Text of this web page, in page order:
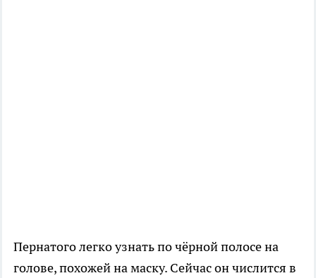
Пернатого легко узнать по чёрной полосе на
голове, похожей на маску. Сейчас он числится в